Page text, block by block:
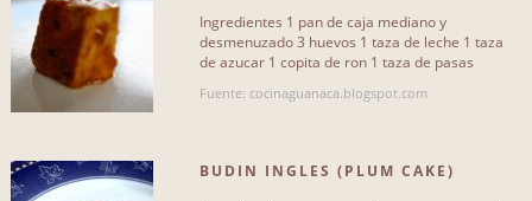
hogarutil
cocina 3
misbizcochoscaseros
Más...
Ingredientes 1 pan de caja mediano y
desmenuzado 3 huevos 1 taza de leche 1 taza
de azucar 1 copita de ron 1 taza de pasas
Fuente: cocinaguanaca.blogspot.com
BUDIN INGLES (PLUM CAKE)